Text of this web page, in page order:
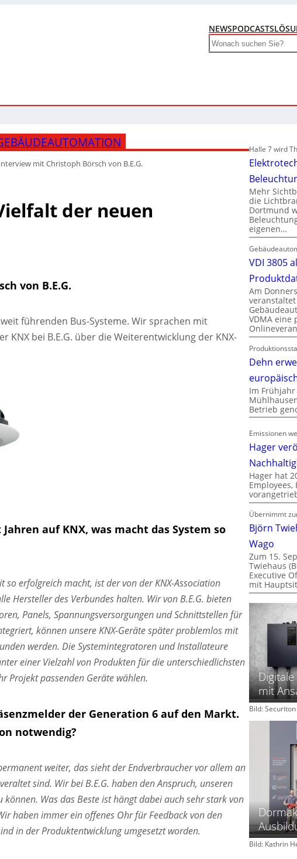
NEWSPODCASTS
Search
mit Christoph Börsch von B.E.G.
der neuen
von B.E.G.
führenden Bus-Systeme. Wir sprachen mit
KNX bei B.E.G. über die Weiterentwicklung der KNX-
auf KNX, was macht das System so
so erfolgreich macht, ist der von der KNX-Association
Hersteller des Verbundes halten. Wir von B.E.G. bieten
Panels, Spannungsversorgungen und Schnittstellen für
können unsere KNX-Geräte später problemlos mit
werden. Die Systemintegratoren und Installateure
einer Vielzahl von Produkten für die unterschiedlichsten
Projekt passenden Geräte wählen.
der Generation 6 auf den Markt.
notwendig?
weiter, das sieht der Endverbraucher vor allem an
sind. Wir bei B.E.G. haben den Anspruch, unseren
Was das Beste ist hängt dabei auch sehr stark von
haben immer ein offenes Ohr für Feedback von den
in der Produktentwicklung umgesetzt worden.
Halle 7 wird
Mehr
die
Dortmund
eigenen…
VDI 3805
Am
VDMA eine
Dehn
Im
Betrieb
Emissionen
Hager
Hager hat
Übernimmt
Björn
Wago
Zum 15.
Twiehaus
Executive
mit
mit
Bild:
Bild: Kathrin